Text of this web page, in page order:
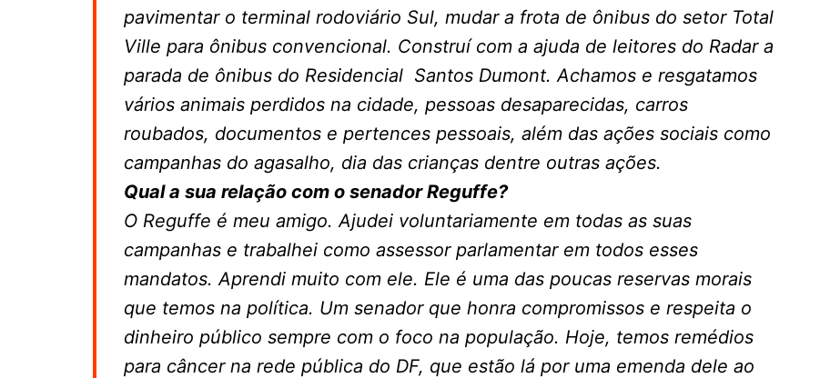
pavimentar o terminal rodoviário Sul, mudar a frota de ônibus do setor Total
Ville para ônibus convencional. Construí com a ajuda de leitores do Radara
parada de ônibus do Residencial Santos Dumont. Achamos e resgatamos
vários animais perdidos na cidade, pessoas desaparecidas, carros
roubados, documentos e pertences pessoais, além das ações sociais como
campanhas do agasalho, dia das crianças dentre outras ações.
Qual a sua relação com o senador Reguffe?
O Reguffe é meu amigo. Ajudei voluntariamente em todas as suas
campanhas e trabalhei como assessor parlamentar em todos esses
mandatos. Aprendi muito com ele. Ele é uma das poucas reservas morais
que temos na política. Um senador que honra compromissos e respeita o
dinheiro público sempre com o foco na população. Hoje, temos remédios
para câncer na rede pública do DF, que estão lá por uma emenda dele ao